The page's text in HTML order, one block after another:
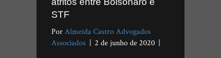
STF
PorAlmeida Castro Advogados
Associados | 2 de junho de 2020 |